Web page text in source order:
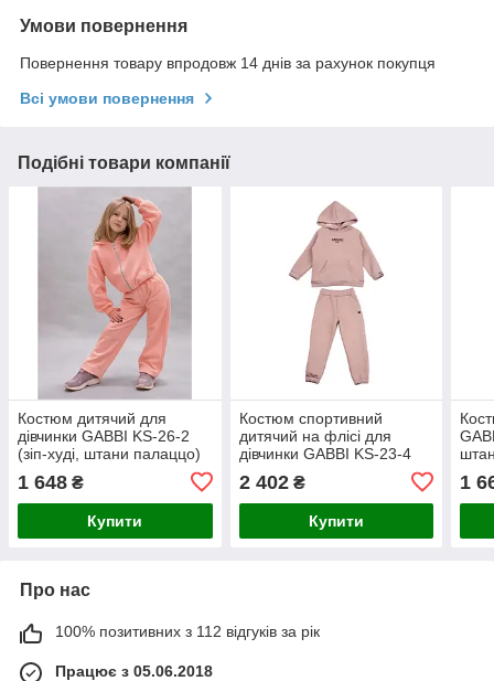
Умови повернення
Повернення товару впродовж 14 днів за рахунок покупця
Всі умови повернення
Подібні товари компанії
Костюм дитячий для
дівчинки GABBI KS-26-2
(зіп-худі, штани палаццо)
(14771)
1 648 ₴
Купити
Костюм спортивний
дитячий на флісі для
дівчинки GABBI KS-23-4
Amore Бежевий на зріст
122 (13850)
2 402₴
Купити
1
Про нас
100% позитивних з 112 відгуків за рік
Працює з 05.06.2018